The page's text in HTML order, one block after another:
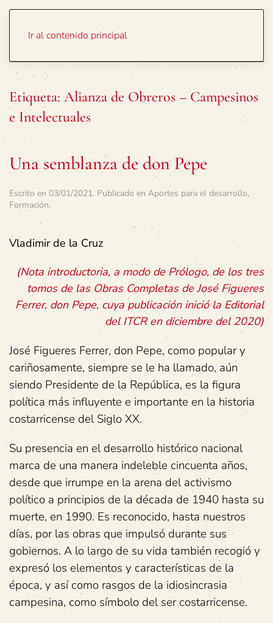
Ir al contenido principal
Etiqueta: Alianza de Obreros – Campesinos
e Intelectuales
Una semblanza de don Pepe
Escrito en 03/01/2021. Publicado en Aportes para el desarrollo,
Formación.
Vladimir de la Cruz
(Nota introductoria, a modo de Prólogo, de los tres
tomos de las Obras Completas de José Figueres
Ferrer, don Pepe, cuya publicación inició la Editorial
del ITCR en diciembre del 2020)
José Figueres Ferrer, don Pepe, como popular y
cariñosamente, siempre se le ha llamado, aún
siendo Presidente de la República, es la figura
política más influyente e importante en la historia
costarricense del Siglo XX.
Su presencia en el desarrollo histórico nacional
marca de una manera indeleble cincuenta años,
desde que irrumpe en la arena del activismo
político a principios de la década de 1940 hasta su
muerte, en 1990. Es reconocido, hasta nuestros
días, por las obras que impulsó durante sus
gobiernos. A lo largo de su vida también recogió y
expresó los elementos y características de la
época, y así como rasgos de la idiosincrasia
campesina, como símbolo del ser costarricense.